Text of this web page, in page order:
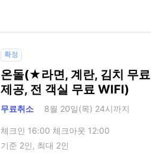
확정
온돌(★라면, 계란, 김치 무료
제공, 전 객실 무료 WIFI)
무료취소 8월 20일(목) 24시까지
체크인 16:00 체크아웃 12:00
기준 2인, 최대 2인